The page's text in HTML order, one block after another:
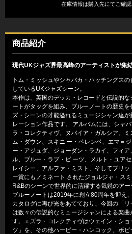
在庫情報は購入先にてご確認
商品紹介
現代UKジャズ界最高峰のアーティストが集結
トム・ミッシュやシャバカ・ハッチングス
しているUKジャズシーン。
本作は、英国のデッカ・レコードと伝説的
ートがタッグを組み、ブルーノートの歴史
ズ・シーンの才能溢れるミュージシャン達
レーション作品です。 アルバムには、シャ
ラ・コレクティヴ、ヌバイア・ガルシア、
ム・ダウン、スキニ ー・ペレンベ、エマ＝
ー・アジュダ、ジョーダン・ラカイ、フィ
ル、ブルー・ラブ・ビ ーツ、メルト・ユア
レイシー、アルファ・ミスト、そしてブリッ
ー賞にもノミネート されたジョルジャ・ス
R&Bのシーンで世界的に活躍する気鋭のアー
ブルーノートは2019年に創立80周年を迎え
カタログに再び光をあてており、今回の「
は数々の伝説的なミュージシャンによる楽曲
す。エズラ・コレクティヴはウェイン・シ
ツ」を、その他ハービー・ハンコック、ボ